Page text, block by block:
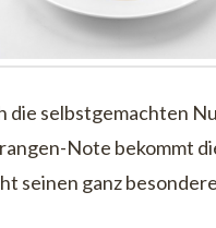
die selbstgemachten
Note bekommt
seinen ganz